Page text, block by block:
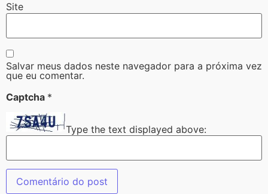
Site
Salvar meus dados neste navegador para a próxima vez
que eu comentar.
Captcha *
Type the text displayed above: